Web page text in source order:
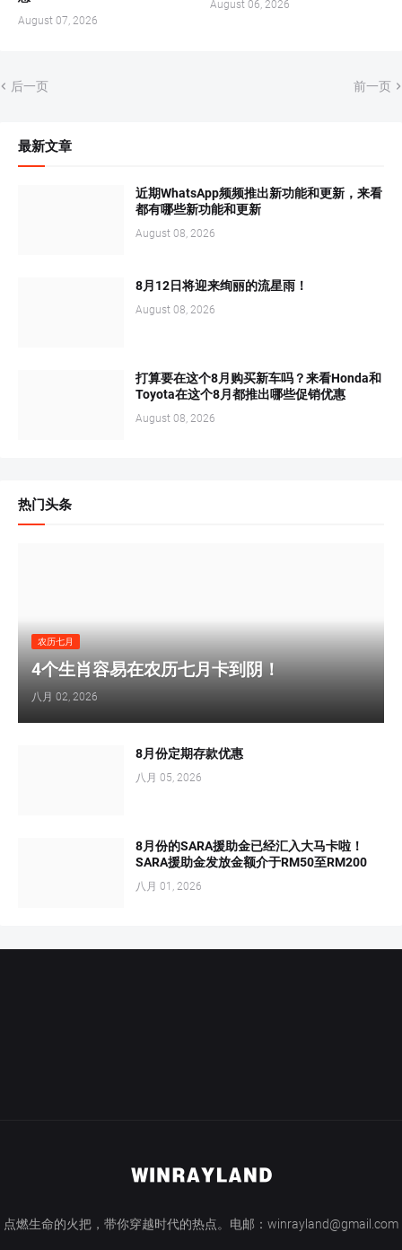
August 07, 2026
August 06, 2026
后一页 前一页
最新文章
近期WhatsApp频频推出新功能和更新，来看
都有哪些新功能和更新
August 08, 2026
8月12日将迎来绚丽的流星雨！
August 08, 2026
打算要在这个8月购买新车吗？来看Honda和
Toyota在这个8月都推出哪些促销优惠
August 08, 2026
热门头条
农历七月
4个生肖容易在农历七月卡到阴！
八月 02, 2026
8月份定期存款优惠
八月 05, 2026
8月份的SARA援助金已经汇入大马卡啦！
SARA援助金发放金额介于RM50至RM200
八月 01, 2026
点燃生命的火把，带你穿越时代的热点。电邮：winrayland@gmail.com